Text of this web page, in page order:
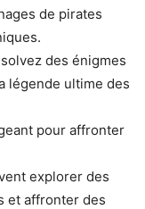
de pirates
des énigmes
légende ultime des
pour affronter
explorer des
et affronter des